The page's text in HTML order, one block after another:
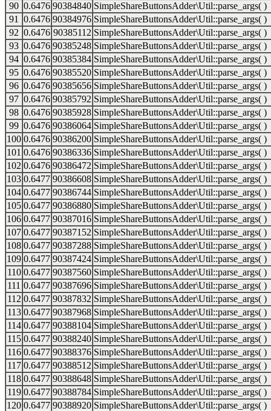
90 0.6476 90384840 SimpleShareButtonsAdder\Util::parse_args( )
91
0.6476 90384976 SimpleShareButtonsAdder\Util::parse_args( )
92 0.6476 90385112 SimpleShareButtonsAdder\Util::parse_args( )
93 0.6476 90385248 SimpleShareButtonsAdder\Util::parse_args( )
94 0.6476 90385384 SimpleShareButtonsAdder\Util::parse_args( )
95 0.6476 90385520 SimpleShareButtonsAdder\Util::parse_args( )
96 0.6476 90385656 SimpleShareButtonsAdder\Util::parse_args( )
97 0.6476 90385792 SimpleShareButtonsAdder\Util::parse_args( )
98 0.6476 90385928 SimpleShareButtonsAdder\Util::parse_args( )
99 0.6476 90386064 SimpleShareButtonsAdder\Util::parse_args( )
100 0.6476 90386200 SimpleShareButtonsAdder\Util::parse_args( )
101 0.6476 90386336 SimpleShareButtonsAdder\Util::parse_args( )
102 0.6476 90386472 SimpleShareButtonsAdder\Util::parse_args( )
103 0.6477 90386608 SimpleShareButtonsAdder\Util::parse_args( )
104 0.6477 90386744 SimpleShareButtonsAdder\Util::parse_args( )
105 0.6477 90386880 SimpleShareButtonsAdder\Util::parse_args( )
106 0.6477 90387016 SimpleShareButtonsAdder\Util::parse_args( )
107 0.6477 90387152 SimpleShareButtonsAdder\Util::parse_args( )
108 0.6477 90387288 SimpleShareButtonsAdder\Util::parse_args( )
109 0.6477 90387424 SimpleShareButtonsAdder\Util::parse_args( )
110 0.6477 90387560 SimpleShareButtonsAdder\Util::parse_args( )
111 0.6477 90387696 SimpleShareButtonsAdder\Util::parse_args( )
112 0.6477 90387832 SimpleShareButtonsAdder\Util::parse_args( )
113 0.6477 90387968 SimpleShareButtonsAdder\Util::parse_args( )
114 0.6477 90388104 SimpleShareButtonsAdder\Util::parse_args( )
115 0.6477 90388240 SimpleShareButtonsAdder\Util::parse_args( )
116 0.6477 90388376 SimpleShareButtonsAdder\Util::parse_args( )
117 0.6477 90388512 SimpleShareButtonsAdder\Util::parse_args( )
118 0.6477 90388648 SimpleShareButtonsAdder\Util::parse_args( )
119 0.6477 90388784 SimpleShareButtonsAdder\Util::parse_args( )
120 0.6477 90388920 SimpleShareButtonsAdder\Util::parse_args( )